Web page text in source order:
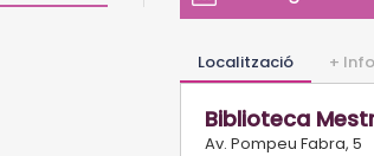
Localització + Info
Biblioteca
Av. Pompeu Fabra, 5